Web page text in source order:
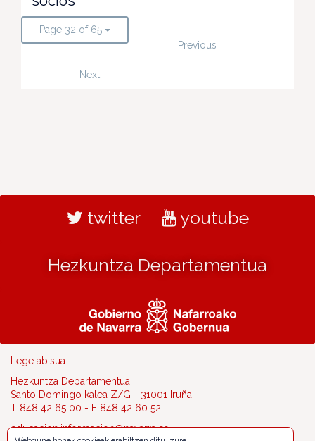
Page 32 of 65
Previous
Next
twitter youtube
Hezkuntza Departamentua
Lege abisua
Hezkuntza Departamentua
Santo Domingo kalea Z/G - 31001 Iruña
T 848 42 65 00 - F 848 42 60 52
educacion.informacion@navarra.es